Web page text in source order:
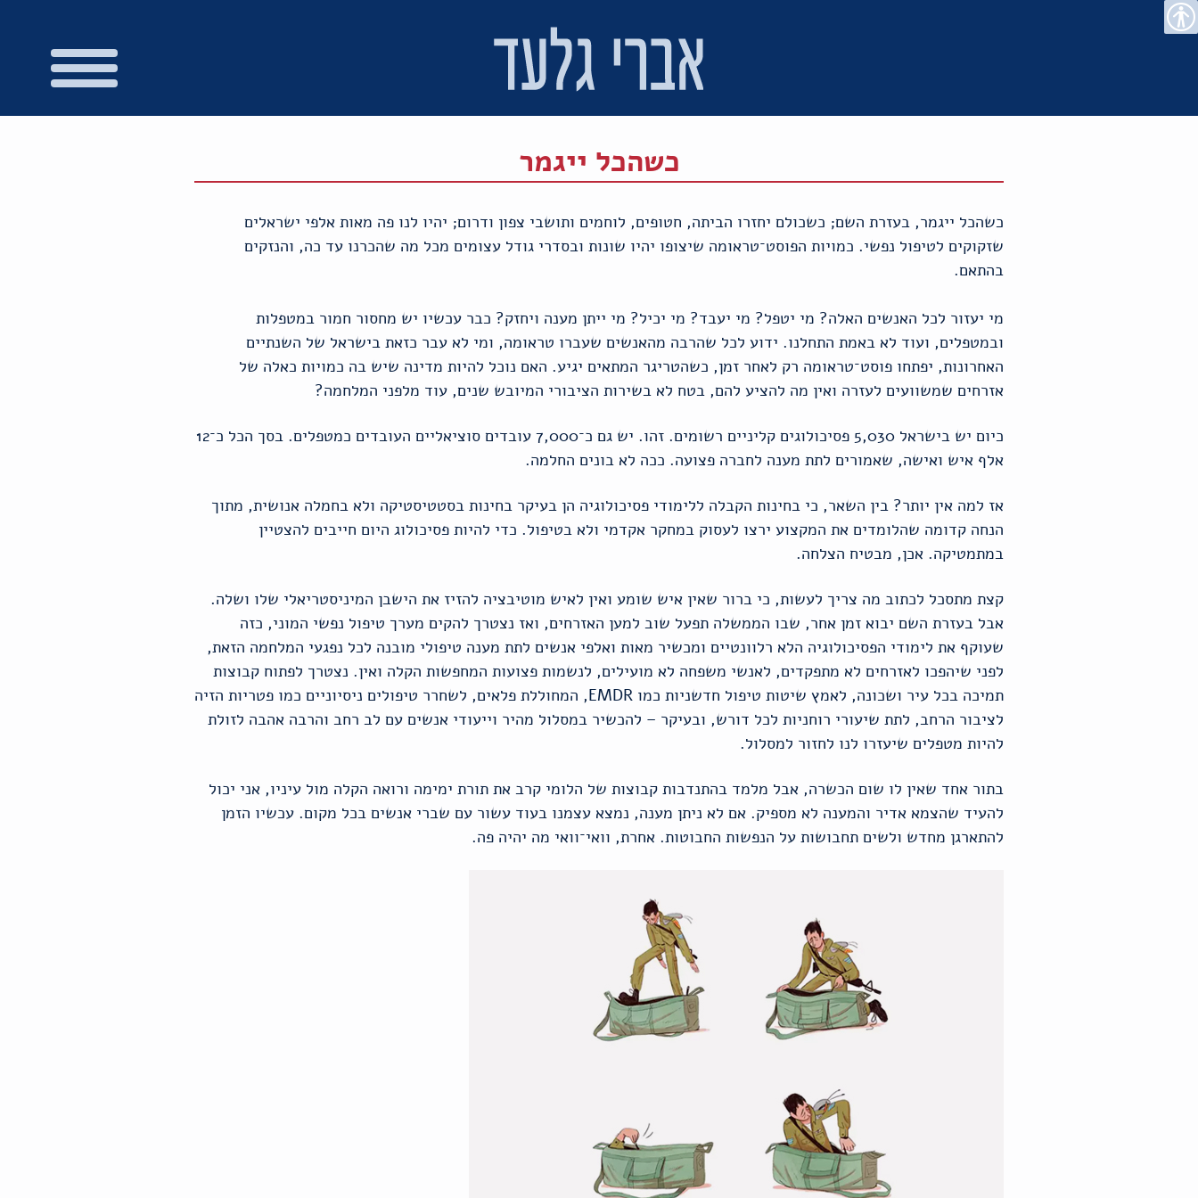
נגישות
מפת
הצהרת
עבור
צרו
כשהכל ייגמר
כשהכל ייגמר, בעזרת השם; כשכולם יחזרו הביתה, חטופים, לוחמים ותושבי צפון ודרום; יהיו לנו פה מאות אלפי ישראלים
שזקוקים לטיפול נפשי. כמויות הפוסט־טראומה שיצופו יהיו שונות ובסדרי גודל עצומים מכל מה שהכרנו עד כה, והנזקים
בהתאם.
מי יעזור לכל האנשים האלה? מי יטפל? מי יעבד? מי יכיל? מי ייתן מענה ויחזק? כבר עכשיו יש מחסור חמור במטפלות
ובמטפלים, ועוד לא באמת התחלנו. ידוע לכל שהרבה מהאנשים שעברו טראומה, ומי לא עבר כזאת בישראל של השנתיים
האחרונות, יפתחו פוסט־טראומה רק לאחר זמן, כשהטריגר המתאים יגיע. האם נוכל להיות מדינה שיש בה כמויות כאלה של
אזרחים שמשוועים לעזרה ואין מה להציע להם, בטח לא בשירות הציבורי המיובש שנים, עוד מלפני המלחמה?
כיום יש בישראל 5,030 פסיכולוגים קליניים רשומים. זהו. יש גם כ־7,000 עובדים סוציאליים העובדים כמטפלים. בסך הכל כ־12
אלף איש ואישה, שאמורים לתת מענה לחברה פצועה. ככה לא בונים החלמה.
אז למה אין יותר? בין השאר, כי בחינות הקבלה ללימודי פסיכולוגיה הן בעיקר בחינות בסטטיסטיקה ולא בחמלה אנושית, מתוך
הנחה קדומה שהלומדים את המקצוע ירצו לעסוק במחקר אקדמי ולא בטיפול. כדי להיות פסיכולוג היום חייבים להצטיין
במתמטיקה. אכן, מבטיח הצלחה.
קצת מתסכל לכתוב מה צריך לעשות, כי ברור שאין איש שומע ואין לאיש מוטיבציה להזיז את הישבן המיניסטריאלי שלו ושלה.
אבל בעזרת השם יבוא זמן אחר, שבו הממשלה תפעל שוב למען האזרחים, ואז נצטרך להקים מערך טיפול נפשי המוני, כזה
שעוקף את לימודי הפסיכולוגיה הלא רלוונטיים ומכשיר מאות ואלפי אנשים לתת מענה טיפולי מובנה לכל נפגעי המלחמה הזאת,
לפני שיהפכו לאזרחים לא מתפקדים, לאנשי משפחה לא מועילים, לנשמות פצועות המחפשות הקלה ואין. נצטרך לפתוח קבוצות
תמיכה בכל עיר ושכונה, לאמץ שיטות טיפול חדשניות כמו EMDR, המחוללת פלאים, לשחרר טיפולים ניסיוניים כמו פטריות הזיה
לציבור הרחב, לתת שיעורי רוחניות לכל דורש, ובעיקר – להכשיר במסלול מהיר וייעודי אנשים עם לב רחב והרבה אהבה לזולת
להיות מטפלים שיעזרו לנו לחזור למסלול.
בתור אחד שאין לו שום הכשרה, אבל מלמד בהתנדבות קבוצות של הלומי קרב את תורת ימימה ורואה הקלה מול עיניו, אני יכול
להעיד שהצמא אדיר והמענה לא מספיק. אם לא ניתן מענה, נמצא עצמנו בעוד עשור עם שברי אנשים בכל מקום. עכשיו הזמן
להתארגן מחדש ולשים תחבושות על הנפשות החבוטות. אחרת, וואי־וואי מה יהיה פה.